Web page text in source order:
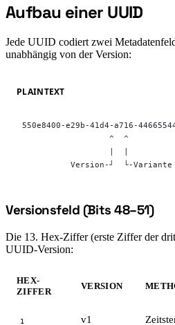
#
Aufbau einer UUID
Jede UUID codiert zwei
unabhängig von der Version:
PLAINTEXT
550e8400-e29b-41d4-a716-
                  ^  ^
          Version-┘  └-Variante
#
Versionsfeld (Bits 48–51)
Die 13. Hex-Ziffer (erste Ziffer der
UUID-Version:
HEX-
ZIFFER
VERSION
1 v1